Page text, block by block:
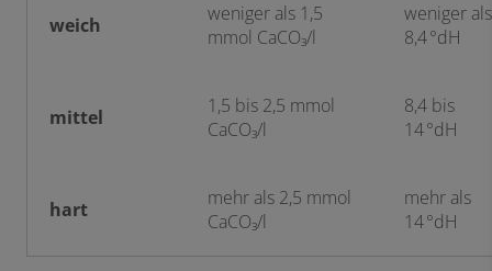
weich
weniger als 1,5
mmol CaCO₃/l
weniger als
8,4 °dH
mittel
1,5 bis 2,5 mmol
CaCO₃/l
8,4 bis
14 °dH
hart
mehr als 2,5 mmol
CaCO₃/l
mehr als
14 °dH